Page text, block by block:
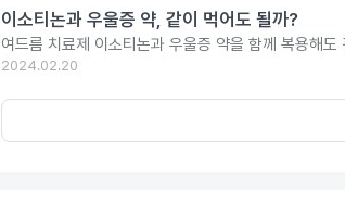
이소티논과 우울증 약, 같이 먹어도 될까?
여드름 치료제 이소티논과 우울증 약을 함께 복용해
2024.02.20